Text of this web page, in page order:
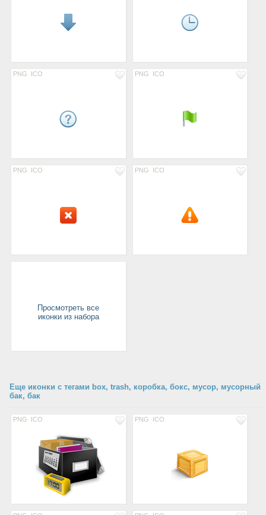
PNG ICO PNG ICO
PNG ICO PNG ICO
Просмотреть все
иконки из набора
Еще иконки с тегами box, trash, коробка, бокс, мусор, мусорный
бак, бак
PNG ICO PNG ICO